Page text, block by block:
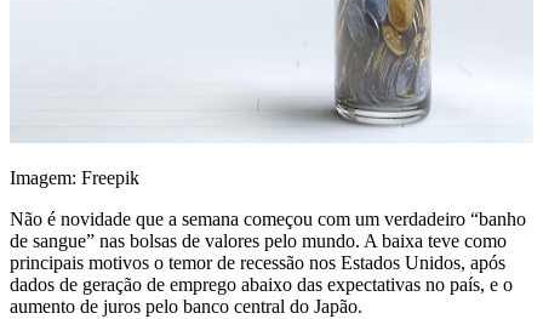
Imagem: Freepik
Não é novidade que a semana começou com um verdadeiro “banho
de sangue” nas bolsas de valores pelo mundo. A baixa teve como
principais motivos o temor de recessão nos Estados Unidos, após
dados de geração de emprego abaixo das expectativas no país, e o
aumento de juros pelo banco central do Japão.